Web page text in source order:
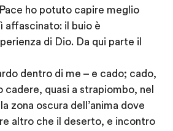
ho potuto capire meglio
affascinato: il buio è
di Dio. Da qui parte il
dentro di me – e cado; cado,
cadere, quasi a strapiombo, nel
zona oscura dell’anima dove
altro che il deserto, e incontro